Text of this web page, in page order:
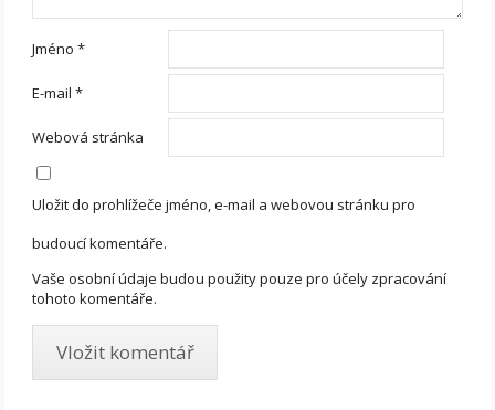
Jméno*
E-mail*
Webová stránka
Uložit do prohlížeče jméno, e-mail a webovou stránku pro
budoucí komentáře.
Vaše osobní údaje budou použity pouze pro účely zpracování
tohoto komentáře.